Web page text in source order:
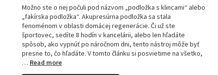
Možno ste o nej počuli pod názvom „podložka s klincami“ alebo
„fakírska podložka“. Akupresúrna podložka sa stala
fenoménom v oblasti domácej regenerácie. Či už ste
športovec, sedíte 8 hodín v kancelárii, alebo len hľadáte
spôsob, ako vypnúť po náročnom dni, tento nástroj môže byť
presne to, čo hľadáte. V tomto článku si posvietime na všetko,
… Read more: